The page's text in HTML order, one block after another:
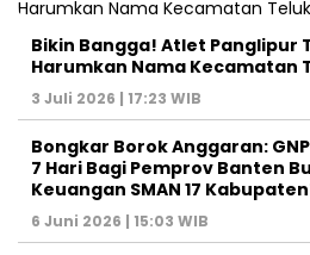
Bikin Bangga! Atlet Panglipur
Harumkan Nama Kecamatan
3 Juli 2026 | 17:23 WIB
Bongkar Borok Anggaran:
7 Hari Bagi Pemprov Banten
Keuangan SMAN 17
6 Juni 2026 | 15:03 WIB